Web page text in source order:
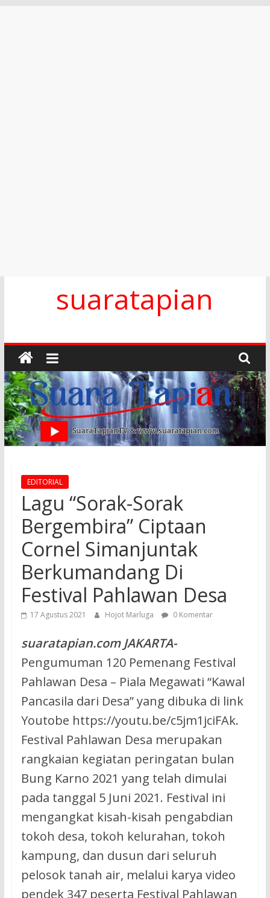
suaratapian
EDITORIAL
Lagu “Sorak-Sorak
Bergembira” Ciptaan
Cornel Simanjuntak
Berkumandang Di
Festival Pahlawan Desa
17 Agustus 2021 Hojot Marluga 0 Komentar
suaratapian.com JAKARTA-
Pengumuman 120 Pemenang Festival
Pahlawan Desa – Piala Megawati “Kawal
Pancasila dari Desa” yang dibuka di link
Youtobe https://youtu.be/c5jm1jciFAk.
Festival Pahlawan Desa merupakan
rangkaian kegiatan peringatan bulan
Bung Karno 2021 yang telah dimulai
pada tanggal 5 Juni 2021. Festival ini
mengangkat kisah-kisah pengabdian
tokoh desa, tokoh kelurahan, tokoh
kampung, dan dusun dari seluruh
pelosok tanah air, melalui karya video
pendek 347 peserta Festival Pahlawan